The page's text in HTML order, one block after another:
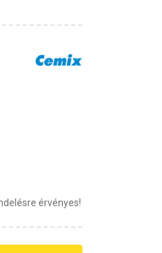
érvényes!